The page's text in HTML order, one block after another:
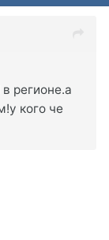
регионе.а
кого че